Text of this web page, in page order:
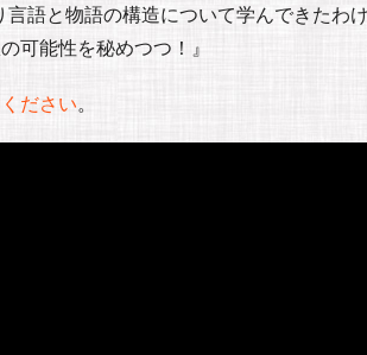
語と物語の構造について学んできたわ
能性を秘めつつ！』
ださい。